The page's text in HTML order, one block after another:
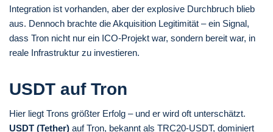
Integration ist vorhanden, aber der explosive Durchbruch blieb
aus. Dennoch brachte die Akquisition Legitimität – ein Signal,
dass Tron nicht nur ein ICO-Projekt war, sondern bereit war, in
reale Infrastruktur zu investieren.
USDT auf Tron
Hier liegt Trons größter Erfolg – und er wird oft unterschätzt.
USDT (Tether) auf Tron, bekannt als TRC20-USDT, dominiert